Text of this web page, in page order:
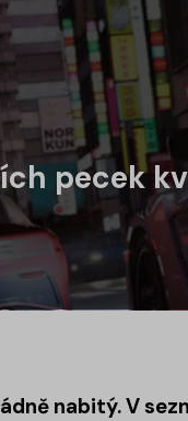
pecek
nabitý. V